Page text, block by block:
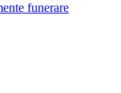
funerare